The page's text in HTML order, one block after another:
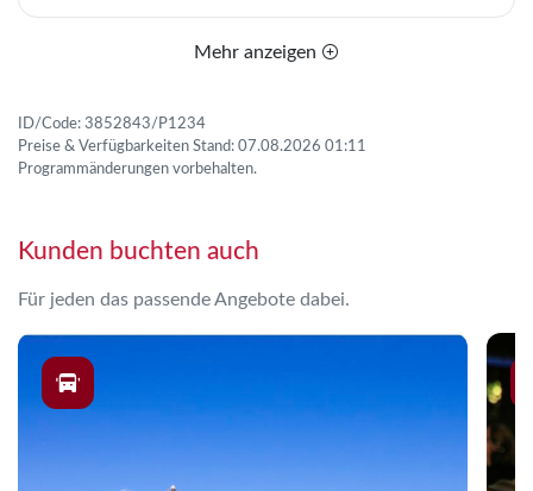
Mehr anzeigen
ID/Code: 3852843/P1234
Preise & Verfügbarkeiten Stand: 07.08.2026 01:11
Programmänderungen vorbehalten.
Kunden buchten auch
Für jeden das passende Angebote dabei.